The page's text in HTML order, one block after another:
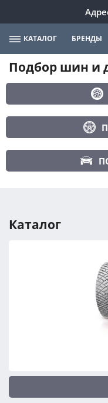
КАТАЛОГ БРЕНДЫ
Подбор шин и
Год авто
Каталог